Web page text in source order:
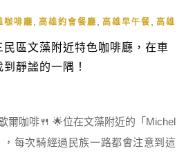
咖啡廳 , 高雄約會餐廳 , 高雄早午餐 , 高雄
民區文藻附近特色咖啡廳，在車
靜謐的一隅！
爾咖啡🍴 🌟位在文藻附近的「Michel
每次騎經過民族一路都會注意到這